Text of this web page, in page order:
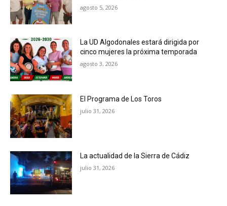
agosto 5, 2026
La UD Algodonales estará dirigida por
cinco mujeres la próxima temporada
agosto 3, 2026
El Programa de Los Toros
julio 31, 2026
La actualidad de la Sierra de Cádiz
julio 31, 2026